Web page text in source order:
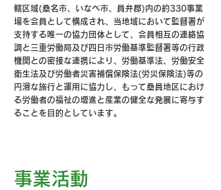
轄区域(桑名市、いなべ市、員弁郡)内の約330事業
場を会員として構成され、当地域において監督署が
支持する唯一の協力団体として、会員相互の連絡協
調と三重労働局及び四日市労働基準監督署等の行政
機関との密接な連携により、労働基準法、労働安全
衛生法及び労働者災害補償保険法(労災保険法)等の
円滑な施行と運用に協力し、もって桑員地区におけ
る労働者の福祉の増進と産業の健全な発展に寄与す
ることを目的としています。
事業活動